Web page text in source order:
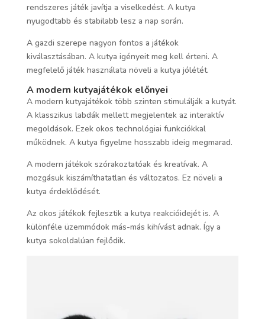
rendszeres játék javítja a viselkedést. A kutya
nyugodtabb és stabilabb lesz a nap során.
A gazdi szerepe nagyon fontos a játékok
kiválasztásában. A kutya igényeit meg kell érteni. A
megfelelő játék használata növeli a kutya jólétét.
A modern kutyajátékok előnyei
A modern kutyajátékok több szinten stimulálják a kutyát.
A klasszikus labdák mellett megjelentek az interaktív
megoldások. Ezek okos technológiai funkciókkal
működnek. A kutya figyelme hosszabb ideig megmarad.
A modern játékok szórakoztatóak és kreatívak. A
mozgásuk kiszámíthatatlan és változatos. Ez növeli a
kutya érdeklődését.
Az okos játékok fejlesztik a kutya reakcióidejét is. A
különféle üzemmódok más-más kihívást adnak. Így a
kutya sokoldalúan fejlődik.